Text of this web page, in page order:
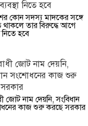
কোন সদস্য মাদকের সঙ্গে
তার বিরুদ্ধে আগে
নিতে হবে
জোট নাম দেয়নি, সংবিধান
কাজ শুরু করছে সরকার